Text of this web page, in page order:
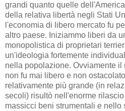
grandi quanto quelle
della relativa libertà negli Stati
l'economia di libero mercato fu
altro paese. Iniziammo liberi da
monopolistica di proprietari
un'ideologia fortemente
nella popolazione. Ovviamente il
non fu mai libero e non
relativamente più grande (in
secoli) risultò nell'enorme
massicci beni strumentali e nello